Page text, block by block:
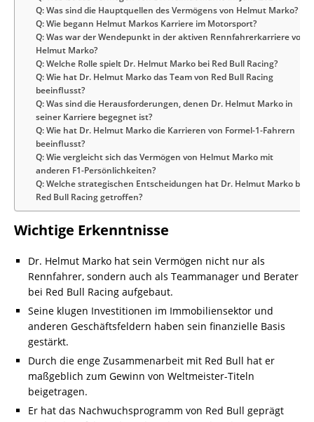
Q: Was sind die Hauptquellen des Vermögens von Helmut Marko?
Q: Wie begann Helmut Markos Karriere im Motorsport?
Q: Was war der Wendepunkt in der aktiven Rennfahrerkarriere von
Helmut Marko?
Q: Welche Rolle spielt Dr. Helmut Marko bei Red Bull Racing?
Q: Wie hat Dr. Helmut Marko das Team von Red Bull Racing
beeinflusst?
Q: Was sind die Herausforderungen, denen Dr. Helmut Marko in
seiner Karriere begegnet ist?
Q: Wie hat Dr. Helmut Marko die Karrieren von Formel-1-Fahrern
beeinflusst?
Q: Wie vergleicht sich das Vermögen von Helmut Marko mit
anderen F1-Persönlichkeiten?
Q: Welche strategischen Entscheidungen hat Dr. Helmut Marko bei
Red Bull Racing getroffen?
Wichtige Erkenntnisse
Dr. Helmut Marko hat sein Vermögen nicht nur als
Rennfahrer, sondern auch als Teammanager und Berater
bei Red Bull Racing aufgebaut.
Seine klugen Investitionen im Immobiliensektor und
anderen Geschäftsfeldern haben sein finanzielle Basis
gestärkt.
Durch die enge Zusammenarbeit mit Red Bull hat er
maßgeblich zum Gewinn von Weltmeister-Titeln
beigetragen.
Er hat das Nachwuchsprogramm von Red Bull geprägt